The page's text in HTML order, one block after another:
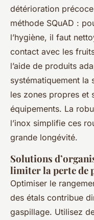
détérioration
méthode SQuAD :
l’hygiène, il faut
contact avec les
l’aide de produits
systématiquement la
les zones propres et
équipements. La
l’inox simplifie ces
grande longévité.
Solutions
limiter la perte de
Optimiser le
des étals contribue
gaspillage. Utilisez